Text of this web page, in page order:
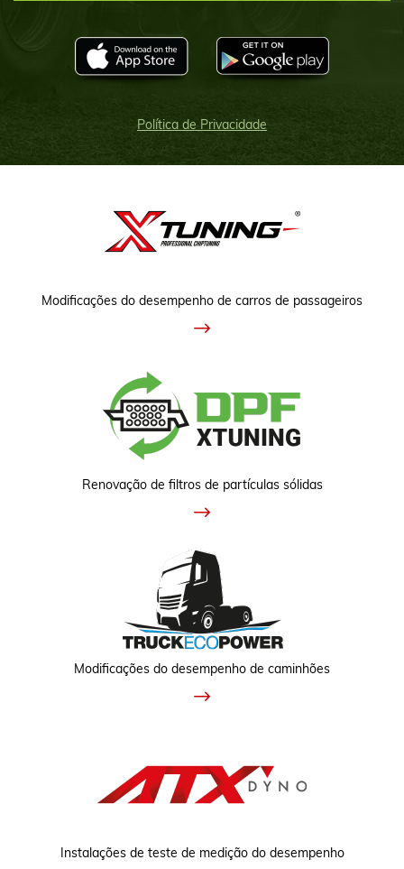
Política de Privacidade
Modificações do desempenho de carros de passageiros
Renovação de filtros de partículas sólidas
Modificações do desempenho de caminhões
Instalações de teste de medição do desempenho